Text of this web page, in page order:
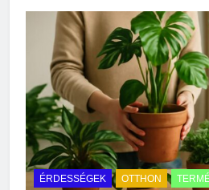
ÉRDESSÉGEK OTTHON